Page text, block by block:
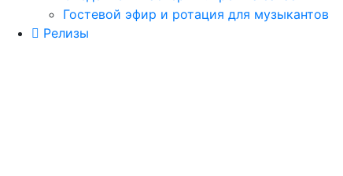
Гостевой эфир и ротация для музыкантов
Релизы